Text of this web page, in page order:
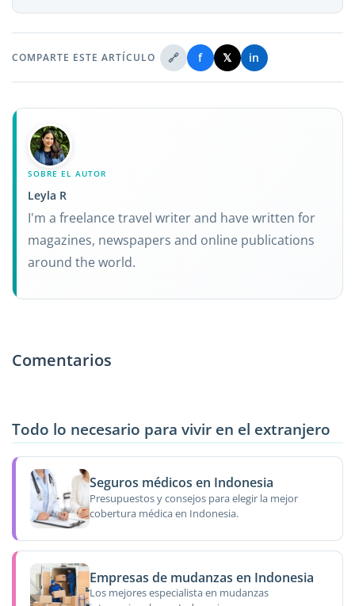
COMPARTE ESTE ARTÍCULO 🔗 f 𝕏 in
SOBRE EL AUTOR
Leyla R
I'm a freelance travel writer and have written for
magazines, newspapers and online publications
around the world.
Comentarios
Todo lo necesario para vivir en el extranjero
Seguros médicos en Indonesia
Presupuestos y consejos para elegir la mejor
cobertura médica en Indonesia.
Empresas de mudanzas en Indonesia
Los mejores especialista en mudanzas